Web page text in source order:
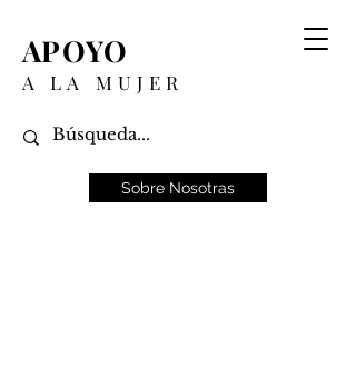
APOYO
A LA MUJER
Sobre Nosotras